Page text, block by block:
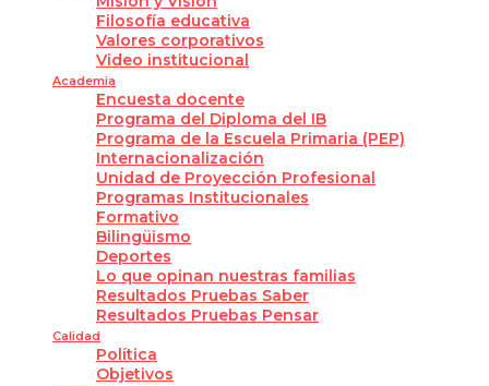
Filosofía educativa
Valores corporativos
Video institucional
Academia
Encuesta docente
Programa del Diploma del IB
Programa de la Escuela Primaria (PEP)
Internacionalización
Unidad de Proyección Profesional
Programas Institucionales
Formativo
Bilingüismo
Deportes
Lo que opinan nuestras familias
Resultados Pruebas Saber
Resultados Pruebas Pensar
Calidad
Política
Objetivos